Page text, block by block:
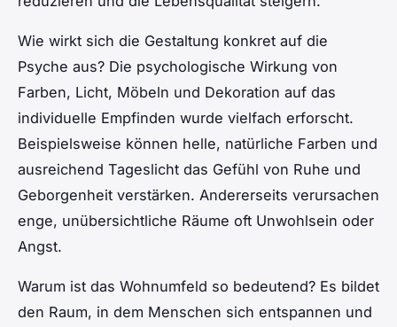
Wie wirkt sich die Gestaltung konkret auf die
Psyche aus? Die psychologische Wirkung von
Farben, Licht, Möbeln und Dekoration auf das
individuelle Empfinden wurde vielfach erforscht.
Beispielsweise können helle, natürliche Farben und
ausreichend Tageslicht das Gefühl von Ruhe und
Geborgenheit verstärken. Andererseits verursachen
enge, unübersichtliche Räume oft Unwohlsein oder
Angst.
Warum ist das Wohnumfeld so bedeutend? Es bildet
den Raum, in dem Menschen sich entspannen und